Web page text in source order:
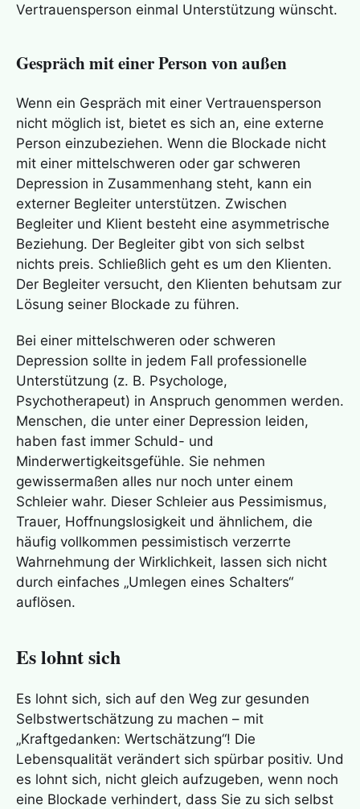
Vertrauensperson einmal Unterstützung wünscht.
Gespräch mit einer Person von außen
Wenn ein Gespräch mit einer Vertrauensperson
nicht möglich ist, bietet es sich an, eine externe
Person einzubeziehen. Wenn die Blockade nicht
mit einer mittelschweren oder gar schweren
Depression in Zusammenhang steht, kann ein
externer Begleiter unterstützen. Zwischen
Begleiter und Klient besteht eine asymmetrische
Beziehung. Der Begleiter gibt von sich selbst
nichts preis. Schließlich geht es um den Klienten.
Der Begleiter versucht, den Klienten behutsam zur
Lösung seiner Blockade zu führen.
Bei einer mittelschweren oder schweren
Depression sollte in jedem Fall professionelle
Unterstützung (z. B. Psychologe,
Psychotherapeut) in Anspruch genommen werden.
Menschen, die unter einer Depression leiden,
haben fast immer Schuld- und
Minderwertigkeitsgefühle. Sie nehmen
gewissermaßen alles nur noch unter einem
Schleier wahr. Dieser Schleier aus Pessimismus,
Trauer, Hoffnungslosigkeit und ähnlichem, die
häufig vollkommen pessimistisch verzerrte
Wahrnehmung der Wirklichkeit, lassen sich nicht
durch einfaches „Umlegen eines Schalters“
auflösen.
Es lohnt sich
Es lohnt sich, sich auf den Weg zur gesunden
Selbstwertschätzung zu machen – mit
„Kraftgedanken: Wertschätzung“! Die
Lebensqualität verändert sich spürbar positiv. Und
es lohnt sich, nicht gleich aufzugeben, wenn noch
eine Blockade verhindert, dass Sie zu sich selbst